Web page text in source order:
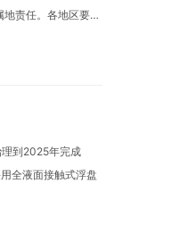
责任。各地区要切
到2025年完成
全液面接触式浮盘